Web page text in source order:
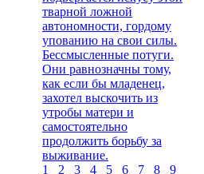
тварной ложной
автономности, гордому
упованию на свои силы.
Бессмысленные потуги.
Они равнозначны тому,
как если бы младенец,
захотел выскочить из
утробы матери и
самостоятельно
продолжить борьбу за
выживание.
1
2 3 4 5 6 7 8
9